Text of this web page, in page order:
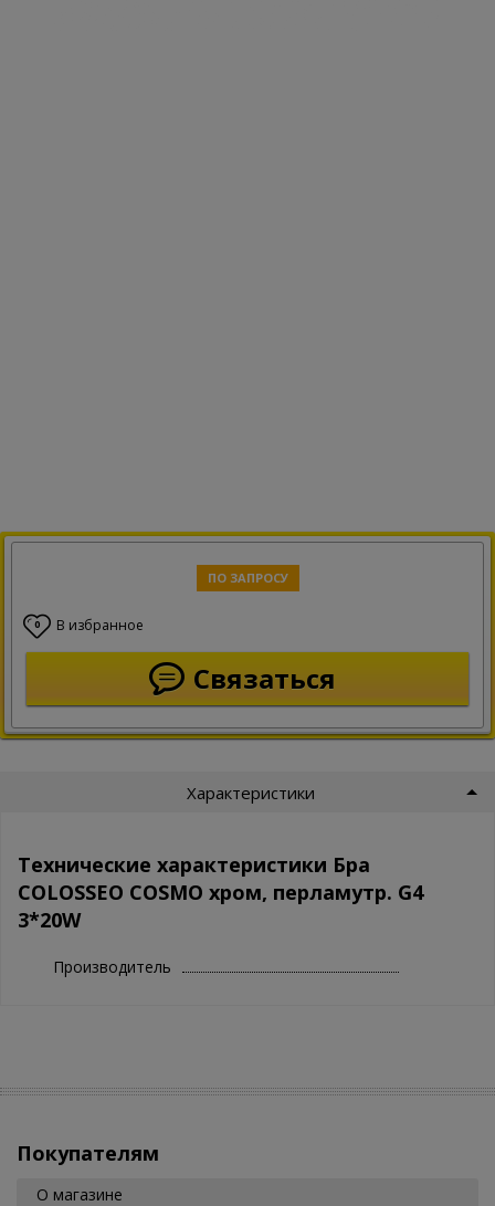
ПО ЗАПРОСУ
0 В избранное
Связаться
Характеристики
Технические характеристики Бра
COLOSSEO COSMO хром, перламутр. G4
3*20W
Производитель
Покупателям
О магазине